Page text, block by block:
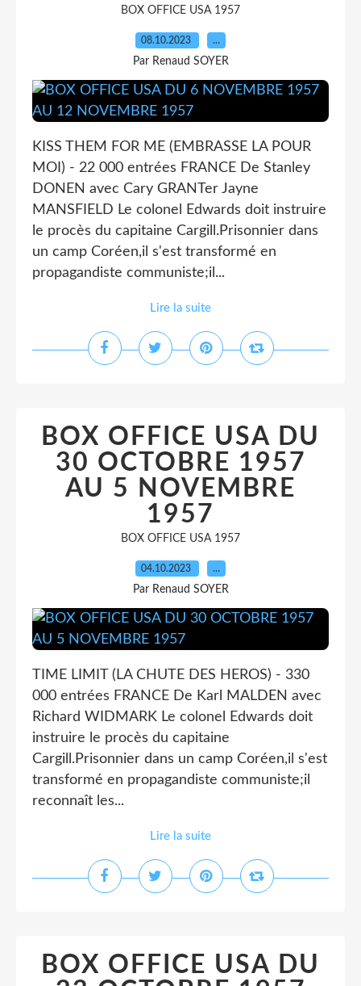
BOX OFFICE USA 1957
08.10.2023 …
Par Renaud SOYER
KISS THEM FOR ME (EMBRASSE LA POUR
MOI) - 22 000 entrées FRANCE De Stanley
DONEN avec Cary GRANTer Jayne
MANSFIELD Le colonel Edwards doit instruire
le procès du capitaine Cargill.Prisonnier dans
un camp Coréen,il s'est transformé en
propagandiste communiste;il...
Lire la suite
BOX OFFICE USA DU
30 OCTOBRE 1957
AU 5 NOVEMBRE
1957
BOX OFFICE USA 1957
04.10.2023 …
Par Renaud SOYER
TIME LIMIT (LA CHUTE DES HEROS) - 330
000 entrées FRANCE De Karl MALDEN avec
Richard WIDMARK Le colonel Edwards doit
instruire le procès du capitaine
Cargill.Prisonnier dans un camp Coréen,il s'est
transformé en propagandiste communiste;il
reconnaît les...
Lire la suite
BOX OFFICE USA DU